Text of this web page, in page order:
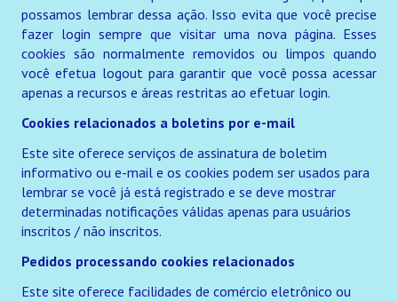
possamos lembrar dessa ação. Isso evita que você precise
fazer login sempre que visitar uma nova página. Esses
cookies são normalmente removidos ou limpos quando
você efetua logout para garantir que você possa acessar
apenas a recursos e áreas restritas ao efetuar login.
Cookies relacionados a boletins por e-mail
Este site oferece serviços de assinatura de boletim
informativo ou e-mail e os cookies podem ser usados para
lembrar se você já está registrado e se deve mostrar
determinadas notificações válidas apenas para usuários
inscritos / não inscritos.
Pedidos processando cookies relacionados
Este site oferece facilidades de comércio eletrônico ou